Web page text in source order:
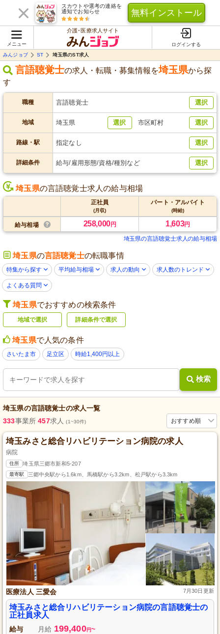
スカウトや選考の連絡を
通知でお知らせ
無料インストール
メニュー
介護･医療求人サイト
ログインする
みんジョブ
ST 埼玉県のST求人
言語聴覚士の求人・転職・募集情報を埼玉県から探
す
職種 言語聴覚士 選択
地域 埼玉県 選択 市区町村 選択
路線・駅 指定なし 選択
詳細条件 給与/雇用形態/資格/種別など 選択
埼玉県の言語聴覚士求人の給与相場
正社員
(月収)
パート・アルバイト
(時給)
給与相場 258,000円 1,603円
埼玉県の言語聴覚士求人の給与相場
埼玉県の言語聴覚士の転職事情
特集から探す 平均給与相場 求人の動向 求人数のトレンド
よくある質問
埼玉県でおすすめの検索条件
地域で選択 詳細条件で選択
埼玉県で人気の条件
さいたま市 足立区 時給1,400円以上
検索
埼玉県の言語聴覚士の求人一覧
おすすめ順
333事業所 457求人(1~30件)
埼玉みさと総合リハビリテーション病院の求人
病院
住所 埼玉県三郷市新和5-207
最寄駅 三郷中央駅から1.6km、馬橋駅から3.2km、松戸駅から3.3km
医療法人 三愛会 7月30日更新
埼玉みさと総合リハビリテーション病院の言語聴覚士の
正社員求人
給与 月給 199,400円~